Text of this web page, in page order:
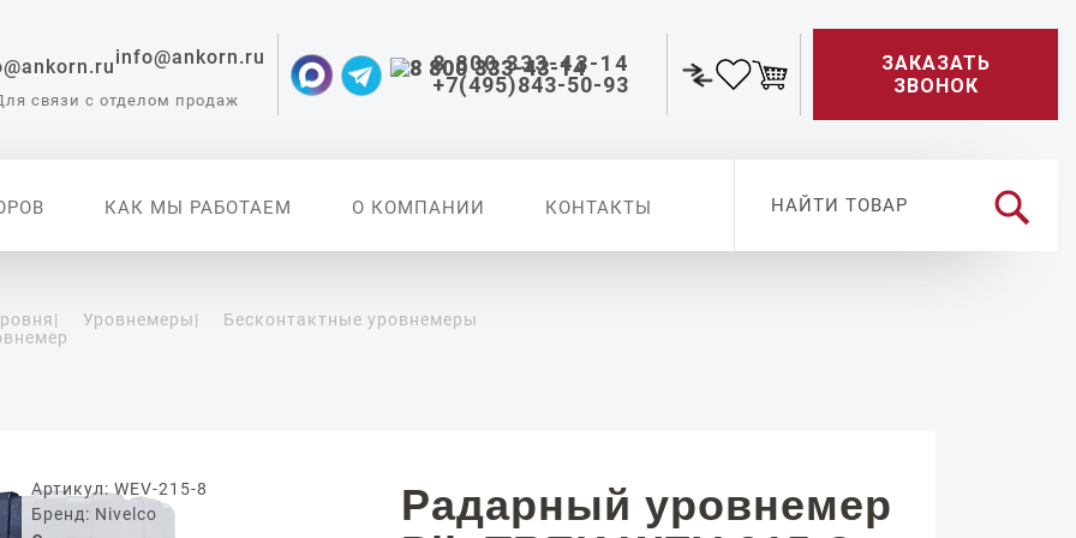
info@ankorn.ru
связи с отделом продаж
8 800 333-43-14
+7(495)843-50-93
ЗАКАЗАТЬ
ЗВОНОК
КАК МЫ РАБОТАЕМ О КОМПАНИИ КОНТАКТЫ
для
| Уровнемеры|
Бесконтактные уровнемеры
Артикул: WEV-215-8
Бренд: Nivelco
Радарный уровнемер